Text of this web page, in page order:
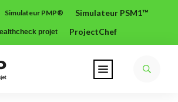
Simulateur PMP® Simulateur PSM1™
projet ProjectChef